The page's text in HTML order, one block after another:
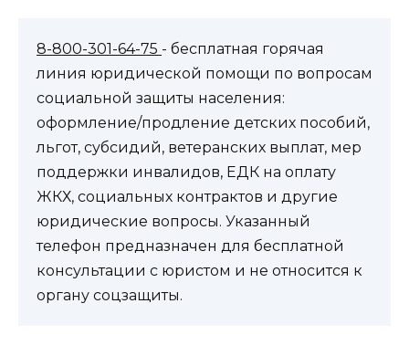
8-800-301-64-75 - бесплатная горячая
линия юридической помощи по вопросам
социальной защиты населения:
оформление/продление детских пособий,
льгот, субсидий, ветеранских выплат, мер
поддержки инвалидов, ЕДК на оплату
ЖКХ, социальных контрактов и другие
юридические вопросы. Указанный
телефон предназначен для бесплатной
консультации с юристом и не относится к
органу соцзащиты.